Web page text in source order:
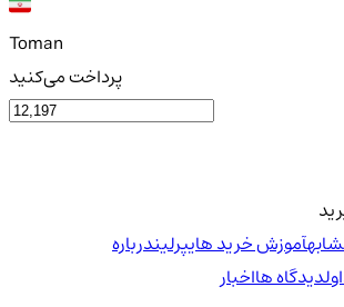
Toman
پرداخت می‌کنید
آموزش خرید هایپرلیندرباره
دیدگاه هااخبار